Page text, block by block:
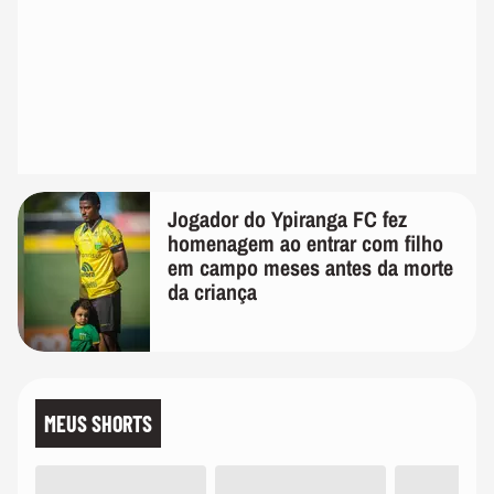
Jogador do Ypiranga FC fez
homenagem ao entrar com filho
em campo meses antes da morte
da criança
MEUS SHORTS